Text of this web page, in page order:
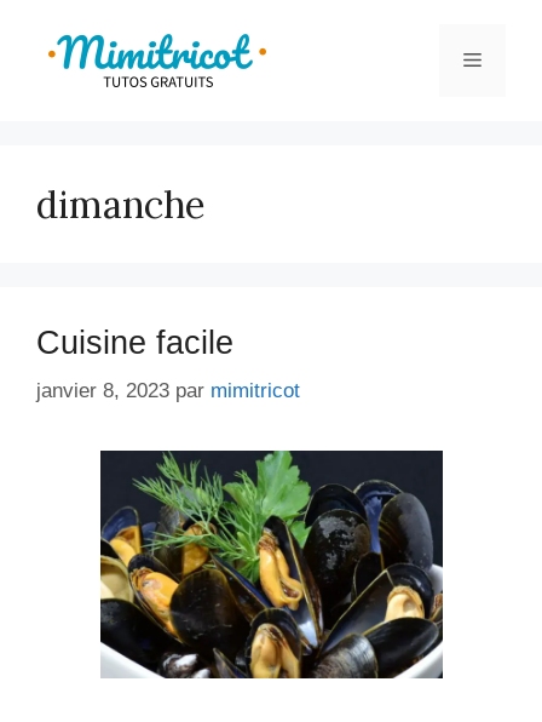
contenu
Menu
dimanche
Cuisine facile
janvier 8, 2023 par mimitricot